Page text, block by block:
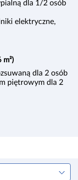
dla 1/2 osób
elektryczne,
m²)
dla 2 osób
piętrowym dla 2